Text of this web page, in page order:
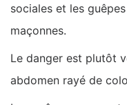
sociales et les
maçonnes.
Le danger est plutôt
abdomen rayé de